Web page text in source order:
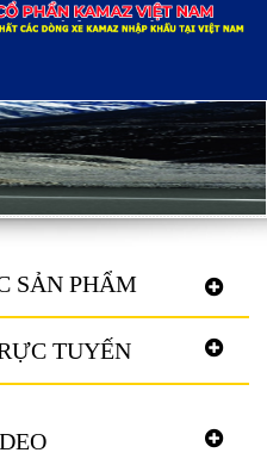
SẢN PHẨM
TUYẾN